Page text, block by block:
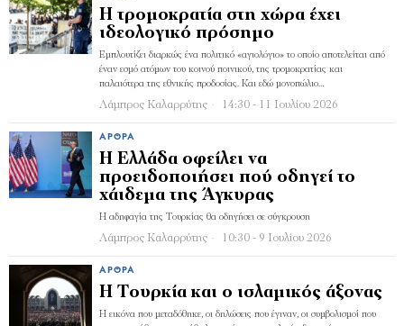
Η τρομοκρατία στη χώρα έχει
ιδεολογικό πρόσημο
Εμπλουτίζει διαρκώς ένα πολιτικό «αγιολόγιο» το οποίο αποτελείται από
έναν εσμό ατόμων του κοινού ποινικού, της τρομοκρατίας και
παλαιότερα της εθνικής προδοσίας. Και εδώ μονοπώλιο…
Λάμπρος Καλαρρύτης 14:30 - 11 Ιουλίου 2026
ΆΡΘΡΑ
Η Ελλάδα οφείλει να
προειδοποιήσει πού οδηγεί το
χάιδεμα της Άγκυρας
Η αδηφαγία της Τουρκίας θα οδηγήσει σε σύγκρουση
Λάμπρος Καλαρρύτης 10:30 - 9 Ιουλίου 2026
ΆΡΘΡΑ
Η Τουρκία και ο ισλαμικός άξονας
Η εικόνα που μεταδόθηκε, οι δηλώσεις που έγιναν, οι συμβολισμοί που